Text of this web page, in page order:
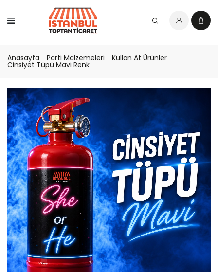
Anasayfa Parti Malzemeleri Kullan At Ürünler
Cinsiyet Tüpü Mavi Renk